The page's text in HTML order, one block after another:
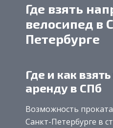
Где взять
велосипед в
Петербурге
Где и как
аренду в СПб
Возможность
Санкт-Петербурге в